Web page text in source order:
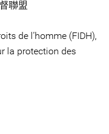
聯盟
de l’homme (FIDH),
la protection des